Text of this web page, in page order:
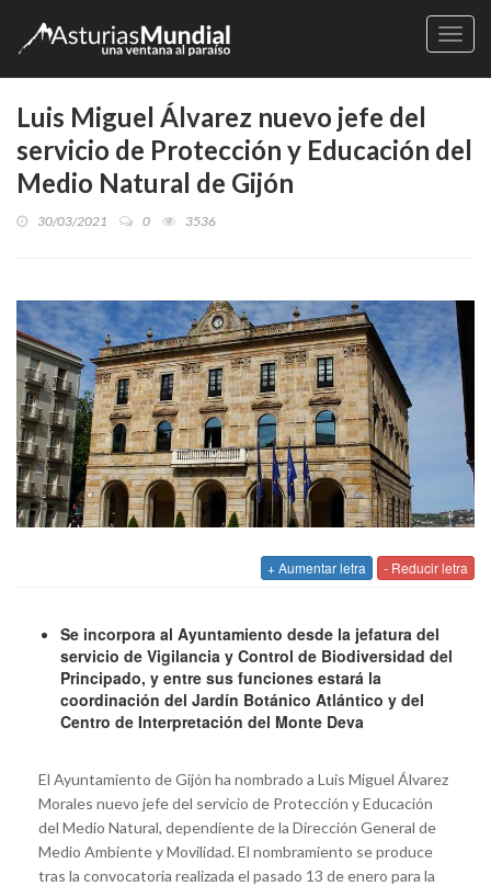
Luis Miguel Álvarez nuevo jefe del
servicio de Protección y Educación del
Medio Natural de Gijón
30/03/2021 0 3536
+ Aumentar letra - Reducir letra
Se incorpora al Ayuntamiento desde la jefatura del
servicio de Vigilancia y Control de Biodiversidad del
Principado, y entre sus funciones estará la
coordinación del Jardín Botánico Atlántico y del
Centro de Interpretación del Monte Deva
El Ayuntamiento de Gijón ha nombrado a Luis Miguel Álvarez
Morales nuevo jefe del servicio de Protección y Educación
del Medio Natural, dependiente de la Dirección General de
Medio Ambiente y Movilidad. El nombramiento se produce
tras la convocatoria realizada el pasado 13 de enero para la